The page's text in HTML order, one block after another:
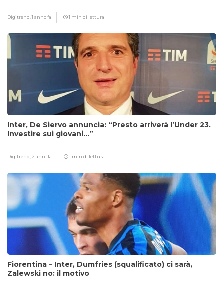
Digitrend,1 anno fa 1 min di lettura
Inter, De Siervo annuncia: “Presto arriverà l’Under 23.
Investire sui giovani…”
Digitrend, 2 anni fa 1 min di lettura
Fiorentina – Inter, Dumfries (squalificato) ci sarà,
Zalewski no: il motivo